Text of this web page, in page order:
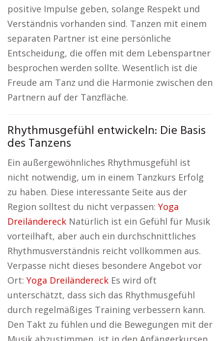
positive Impulse geben, solange Respekt und
Verständnis vorhanden sind. Tanzen mit einem
separaten Partner ist eine persönliche
Entscheidung, die offen mit dem Lebenspartner
besprochen werden sollte. Wesentlich ist die
Freude am Tanz und die Harmonie zwischen den
Partnern auf der Tanzfläche.
Rhythmusgefühl entwickeln: Die Basis
des Tanzens
Ein außergewöhnliches Rhythmusgefühl ist
nicht notwendig, um in einem Tanzkurs Erfolg
zu haben. Diese interessante Seite aus der
Region solltest du nicht verpassen: Yoga
Dreiländereck Natürlich ist ein Gefühl für Musik
vorteilhaft, aber auch ein durchschnittliches
Rhythmusverständnis reicht vollkommen aus.
Verpasse nicht dieses besondere Angebot vor
Ort: Yoga Dreiländereck Es wird oft
unterschätzt, dass sich das Rhythmusgefühl
durch regelmäßiges Training verbessern kann.
Den Takt zu fühlen und die Bewegungen mit der